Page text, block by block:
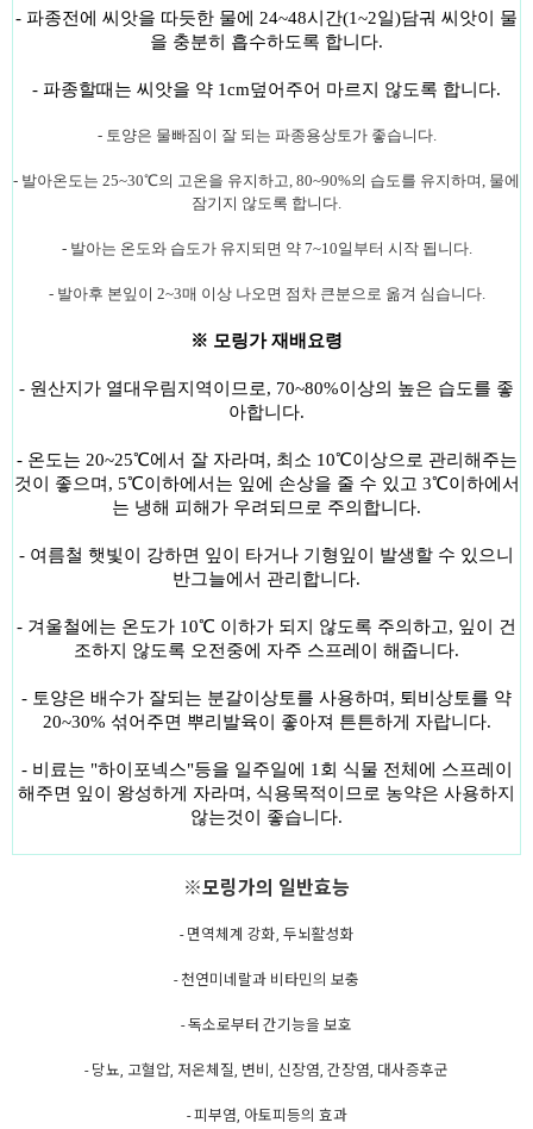
- 파종전에 씨앗을 따듯한 물에 24~48시간(1~2일)담궈 씨앗이 물
을 충분히 흡수하도록 합니다.
- 파종할때는 씨앗을 약 1cm덮어주어 마르지 않도록 합니다.
- 토양은 물빠짐이 잘 되는 파종용상토가 좋습니다.
- 발아온도는 25~30℃의 고온을 유지하고, 80~90%의 습도를 유지하며, 물에
잠기지 않도록 합니다.
- 발아는 온도와 습도가 유지되면 약 7~10일부터 시작 됩니다.
- 발아후 본잎이 2~3매 이상 나오면 점차 큰분으로 옮겨 심습니다.
※ 모링가 재배요령
- 원산지가 열대우림지역이므로, 70~80%이상의 높은 습도를 좋
아합니다.
- 온도는 20~25℃에서 잘 자라며, 최소 10℃이상으로 관리해주는
것이 좋으며, 5℃이하에서는 잎에 손상을 줄 수 있고 3℃이하에서
는 냉해 피해가 우려되므로 주의합니다.
- 여름철 햇빛이 강하면 잎이 타거나 기형잎이 발생할 수 있으니
반그늘에서 관리합니다.
- 겨울철에는 온도가 10℃ 이하가 되지 않도록 주의하고, 잎이 건
조하지 않도록 오전중에 자주 스프레이 해줍니다.
- 토양은 배수가 잘되는 분갈이상토를 사용하며, 퇴비상토를 약
20~30% 섞어주면 뿌리발육이 좋아져 튼튼하게 자랍니다.
- 비료는 "하이포넥스"등을 일주일에 1회 식물 전체에 스프레이
해주면 잎이 왕성하게 자라며, 식용목적이므로 농약은 사용하지
않는것이 좋습니다.
※모링가의 일반효능
- 면역체계 강화, 두뇌활성화
- 천연미네랄과 비타민의 보충
- 독소로부터 간기능을 보호
- 당뇨, 고혈압, 저온체질, 변비, 신장염, 간장염, 대사증후군
- 피부염, 아토피등의 효과